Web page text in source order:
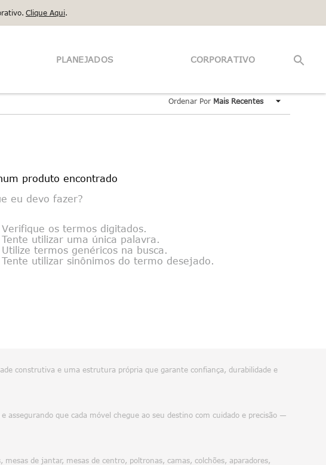
Clique Aqui.
PLANEJADOS CORPORATIVO
Ordenar Por Mais Recentes
produto encontrado
eu devo fazer?
Verifique os termos digitados.
Tente utilizar uma única palavra.
Utilize termos genéricos na busca.
Tente utilizar sinônimos do termo desejado.
construtiva e uma estrutura própria que garante confiança, durabilidade e
assegurando que cada móvel chegue ao seu destino com cuidado e precisão —
de jantar, mesas de centro, poltronas, camas, colchões, aparadores,